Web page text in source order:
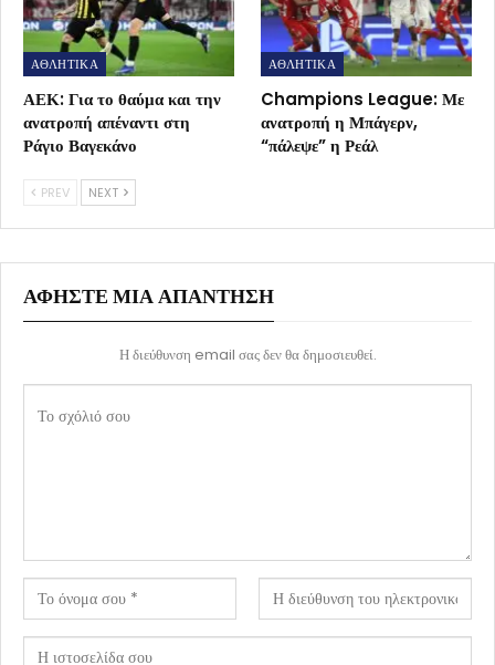
ΑΘΛΗΤΙΚΑ
ΑΕΚ: Για το θαύμα και την
ανατροπή απέναντι στη
Ράγιο Βαγεκάνο
ΑΘΛΗΤΙΚΑ
Champions League: Με
ανατροπή η Μπάγερν,
“πάλεψε” η Ρεάλ
PREV NEXT
ΑΦΉΣΤΕ ΜΙΑ ΑΠΆΝΤΗΣΗ
Η διεύθυνση email σας δεν θα δημοσιευθεί.